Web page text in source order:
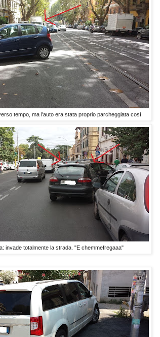
tempo, ma l'auto era stata proprio parcheggiata così
invade totalmente la strada. "E chemmefregaaa"